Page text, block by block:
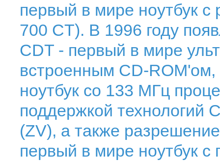
первый в мире ноутбук
700 CT). В 1996 году
CDT - первый в мире
встроенным СD-
ноутбук со 133 МГц
поддержкой технологий
(ZV), а также
первый в мире ноутбук